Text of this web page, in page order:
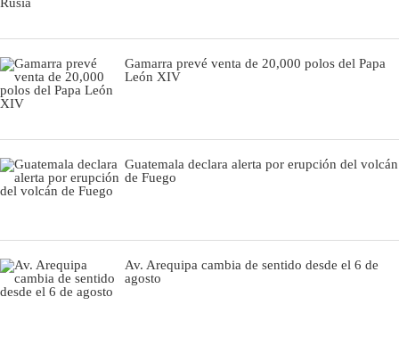
Mix
Notas Contratadas
Podcast
Videos
Fotogalerías
Gamarra prevé venta de 20,000 polos del Papa
León XIV
Guatemala declara alerta por erupción del volcán
de Fuego
Av. Arequipa cambia de sentido desde el 6 de
agosto